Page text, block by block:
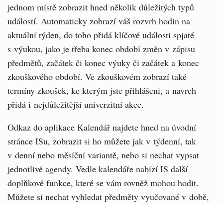
jednom místě zobrazit hned několik důležitých typů
událostí. Automaticky zobrazí váš rozvrh hodin na
aktuální týden, do toho přidá klíčové události spjaté
s výukou, jako je třeba konec období změn v zápisu
předmětů, začátek či konec výuky či začátek a konec
zkouškového období. Ve zkouškovém zobrazí také
termíny zkoušek, ke kterým jste přihlášeni, a navrch
přidá i nejdůležitější univerzitní akce.
Odkaz do aplikace Kalendář najdete hned na úvodní
stránce ISu, zobrazit si ho můžete jak v týdenní, tak
v denní nebo měsíční variantě, nebo si nechat vypsat
jednotlivé agendy. Vedle kalendáře nabízí IS další
doplňkové funkce, které se vám rovněž mohou hodit.
Můžete si nechat vyhledat předměty vyučované v době,